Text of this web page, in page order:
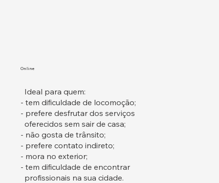
Online
Ideal para quem:
- tem dificuldade de locomoção;
- prefere desfrutar dos serviços
oferecidos sem sair de casa;
- não gosta de trânsito;
- prefere contato indireto;
- mora no exterior;
- tem dificuldade de encontrar
profissionais na sua cidade.